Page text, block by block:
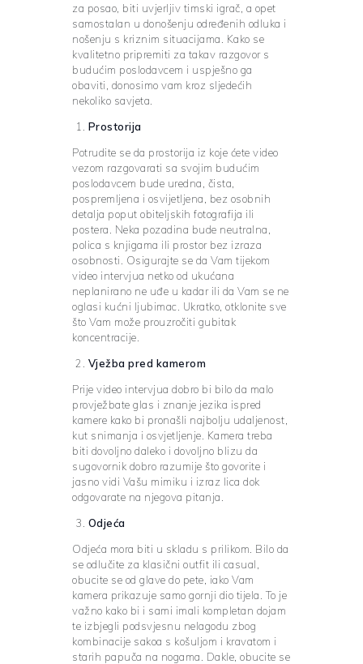
za posao, biti uvjerljiv timski igrač, a opet
samostalan u donošenju određenih odluka i
nošenju s kriznim situacijama. Kako se
kvalitetno pripremiti za takav razgovor s
budućim poslodavcem i uspješno ga
obaviti, donosimo vam kroz sljedećih
nekoliko savjeta.
Prostorija
Potrudite se da prostorija iz koje ćete video
vezom razgovarati sa svojim budućim
poslodavcem bude uredna, čista,
pospremljena i osvijetljena, bez osobnih
detalja poput obiteljskih fotografija ili
postera. Neka pozadina bude neutralna,
polica s knjigama ili prostor bez izraza
osobnosti. Osigurajte se da Vam tijekom
video intervjua netko od ukućana
neplanirano ne uđe u kadar ili da Vam se ne
oglasi kućni ljubimac. Ukratko, otklonite sve
što Vam može prouzročiti gubitak
koncentracije.
Vježba pred kamerom
Prije video intervjua dobro bi bilo da malo
provježbate glas i znanje jezika ispred
kamere kako bi pronašli najbolju udaljenost,
kut snimanja i osvjetljenje. Kamera treba
biti dovoljno daleko i dovoljno blizu da
sugovornik dobro razumije što govorite i
jasno vidi Vašu mimiku i izraz lica dok
odgovarate na njegova pitanja.
Odjeća
Odjeća mora biti u skladu s prilikom. Bilo da
se odlučite za klasični outfit ili casual,
obucite se od glave do pete, iako Vam
kamera prikazuje samo gornji dio tijela. To je
važno kako bi i sami imali kompletan dojam
te izbjegli podsvjesnu nelagodu zbog
kombinacije sakoa s košuljom i kravatom i
starih papuča na nogama. Dakle, obucite se